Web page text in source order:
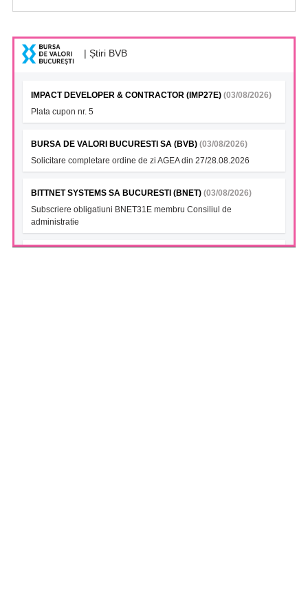
| Știri BVB
IMPACT DEVELOPER & CONTRACTOR (IMP27E) (03/08/2026)
Plata cupon nr. 5
BURSA DE VALORI BUCURESTI SA (BVB) (03/08/2026)
Solicitare completare ordine de zi AGEA din 27/28.08.2026
BITTNET SYSTEMS SA BUCURESTI (BNET) (03/08/2026)
Subscriere obligatiuni BNET31E membru Consiliul de
administratie